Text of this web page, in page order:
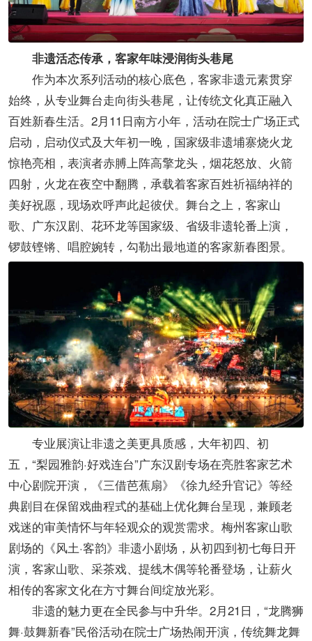
非遗活态传承，客家年味浸润街头巷尾
作为本次系列活动的核心底色，客家非遗元素贯穿
始终，从专业舞台走向街头巷尾，让传统文化真正融入
百姓新春生活。2月11日南方小年，活动在院士广场正式
启动，启动仪式及大年初一晚，国家级非遗埔寨烧火龙
惊艳亮相，表演者赤膊上阵高擎龙头，烟花怒放、火箭
四射，火龙在夜空中翻腾，承载着客家百姓祈福纳祥的
美好祝愿，现场欢呼声此起彼伏。舞台之上，客家山
歌、广东汉剧、花环龙等国家级、省级非遗轮番上演，
锣鼓铿锵、唱腔婉转，勾勒出最地道的客家新春图景。
专业展演让非遗之美更具质感，大年初四、初
五，“梨园雅韵·好戏连台”广东汉剧专场在亮胜客家艺术
中心剧院开演，《三借芭蕉扇》《徐九经升官记》等经
典剧目在保留戏曲程式的基础上优化舞台呈现，兼顾老
戏迷的审美情怀与年轻观众的观赏需求。梅州客家山歌
剧场的《风土·客韵》非遗小剧场，从初四到初七每日开
演，客家山歌、采茶戏、提线木偶等轮番登场，让薪火
相传的客家文化在方寸舞台间绽放光彩。
非遗的魅力更在全民参与中升华。2月21日，“龙腾狮
舞·鼓舞新春”民俗活动在院士广场热闹开演，传统舞龙舞